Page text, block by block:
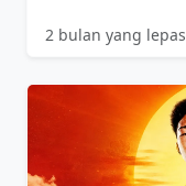
2 bulan yang lepas